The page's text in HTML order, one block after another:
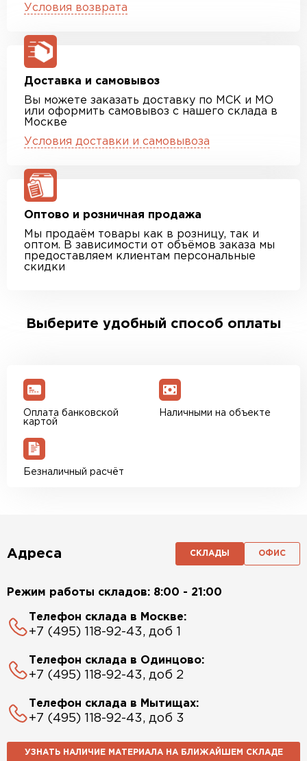
Условия возврата
Доставка и самовывоз
Вы можете заказать доставку по МСК и МО
или оформить самовывоз с нашего склада в
Москве
Условия доставки и самовывоза
Оптово и розничная продажа
Мы продаём товары как в розницу, так и
оптом. В зависимости от объёмов заказа мы
предоставляем клиентам персональные
скидки
Выберите удобный способ оплаты
Оплата банковской
картой
Наличными на объекте
Безналичный расчёт
Адреса СКЛАДЫ ОФИС
Режим работы складов: 8:00 - 21:00
Телефон склада в Москве:
+7 (495) 118-92-43, доб 1
Телефон склада в Одинцово:
+7 (495) 118-92-43, доб 2
Телефон склада в Мытищах:
+7 (495) 118-92-43, доб 3
УЗНАТЬ НАЛИЧИЕ МАТЕРИАЛА НА БЛИЖАЙШЕМ СКЛАДЕ